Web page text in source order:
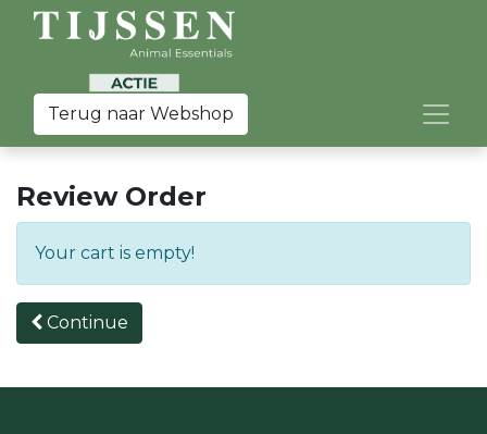
Terug naar Webshop
Review Order
Your cart is empty!
Continue